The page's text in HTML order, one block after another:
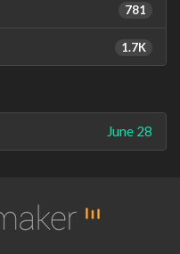
781
1.7K
June 28